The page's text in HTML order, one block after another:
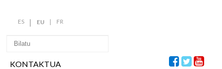
ES EU FR
KONTAKTUA